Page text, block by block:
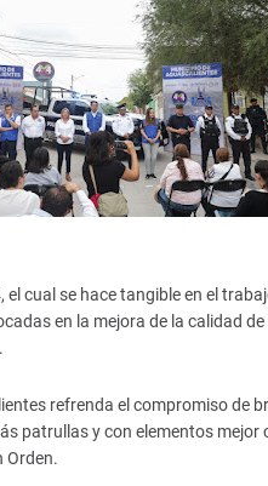
cual se hace tangible en el
en la mejora de la calidad
refrenda el compromiso de
patrullas y con elementos
Orden.